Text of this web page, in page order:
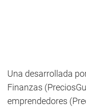
Una desarrollada
Finanzas
emprendedores